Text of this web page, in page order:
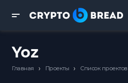
Yoz
Главная › Проекты › Список проектов